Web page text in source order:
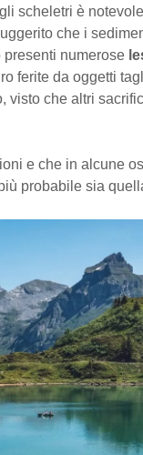
scheletri è
che i
presenti numerose
ferite da oggetti
visto che altri
e che in alcune
probabile sia